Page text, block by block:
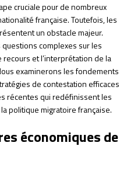
cruciale pour de nombreux
française. Toutefois, les
un obstacle majeur.
complexes sur les
et l’interprétation de la
examinerons les fondements
de contestation efficaces
récentes qui redéfinissent les
politique migratoire française.
économiques de